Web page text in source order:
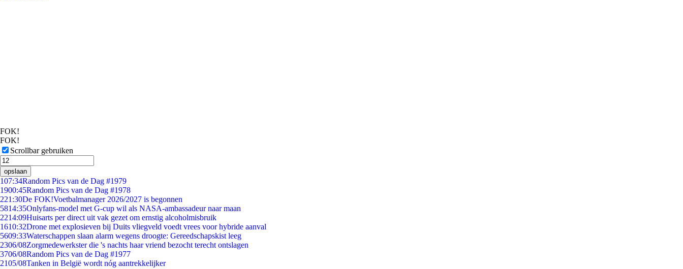
FOK!
FOK!
Scrollbar gebruiken
opslaan
107:34Random Pics van de Dag #1979
1900:45Random Pics van de Dag #1978
221:30De FOK!Voetbalmanager 2026/2027 is begonnen
5814:35Onlyfans-model met G-cup wil als NASA-ambassadeur naar maan
2214:09Huisarts per direct uit vak gezet om ernstig alcoholmisbruik
1610:32Drone met explosieven bij Duits vliegveld voedt vrees voor hybride aanval
5609:33Waterschappen slaan alarm wegens droogte: Gereedschapskist leeg
2306/08Zorgmedewerkster die 's nachts haar vriend bezocht terecht ontslagen
3706/08Random Pics van de Dag #1977
2105/08Tanken in België wordt nóg aantrekkelijker